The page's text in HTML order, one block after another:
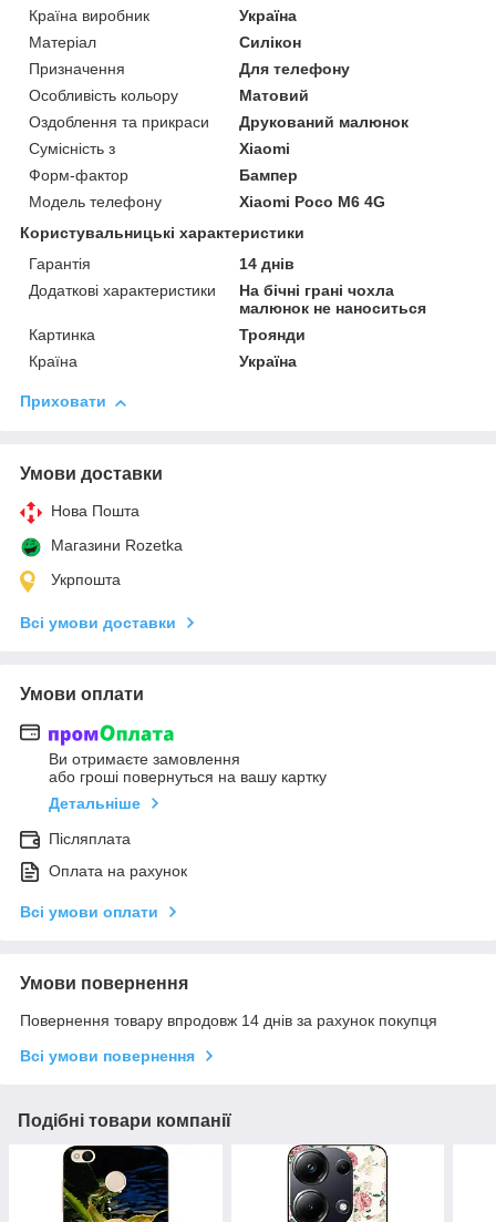
Країна виробник
Україна
Матеріал
Силікон
Призначення
Для телефону
Особливість кольору
Матовий
Оздоблення та прикраси
Друкований малюнок
Сумісність з
Xiaomi
Форм-фактор
Бампер
Модель телефону
Xiaomi Poco M6 4G
Користувальницькі характеристики
Гарантія
14 днів
Додаткові характеристики
На бічні грані чохла
малюнок не наноситься
Картинка
Троянди
Країна
Україна
Приховати
Умови доставки
Нова Пошта
Магазини Rozetka
Укрпошта
Всі умови доставки
Умови оплати
Ви отримаєте замовлення
або гроші повернуться на вашу картку
Детальніше
Післяплата
Оплата на рахунок
Всі умови оплати
Умови повернення
Повернення товару впродовж 14 днів за рахунок покупця
Всі умови повернення
Подібні товари компанії